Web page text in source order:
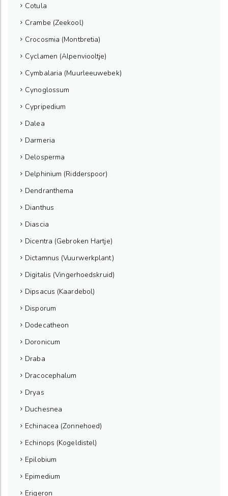
Cotula
Crambe (Zeekool)
Crocosmia (Montbretia)
Cyclamen (Alpenviooltje)
Cymbalaria (Muurleeuwebek)
Cynoglossum
Cypripedium
Dalea
Darmeria
Delosperma
Delphinium (Ridderspoor)
Dendranthema
Dianthus
Diascia
Dicentra (Gebroken Hartje)
Dictamnus (Vuurwerkplant)
Digitalis (Vingerhoedskruid)
Dipsacus (Kaardebol)
Disporum
Dodecatheon
Doronicum
Draba
Dracocephalum
Dryas
Duchesnea
Echinacea (Zonnehoed)
Echinops (Kogeldistel)
Epilobium
Epimedium
Erigeron